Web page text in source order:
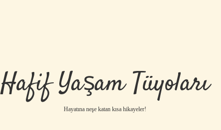
Hafif Yaşam Tüyoları
Hayatına neşe katan kısa hikayeler!